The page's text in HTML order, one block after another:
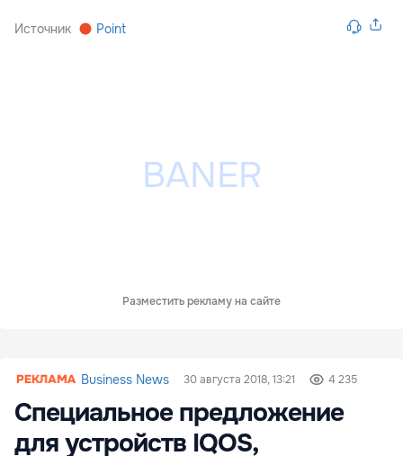
Источник Point
Разместить рекламу на сайте
Business News 30 августа 2018, 13:21 4 235
Специальное предложение
для устройств IQOS,